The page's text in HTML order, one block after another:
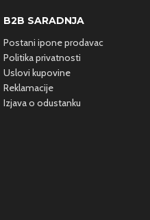
B2B SARADNJA
Postani ipone prodavac
Politika privatnosti
Uslovi kupovine
Reklamacije
Izjava o odustanku